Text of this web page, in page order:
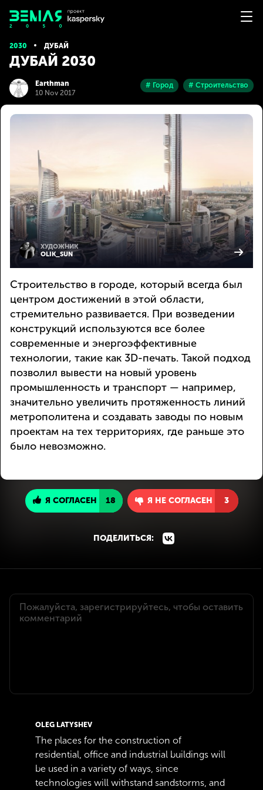
2030 ДУБАЙ
ДУБАЙ 2030
Earthman
10 Nov 2017
# Город # Строительство
ХУДОЖНИК
OLIK_SUN
Строительство в городе, который всегда был
центром достижений в этой области,
стремительно развивается. При возведении
конструкций используются все более
современные и энергоэффективные
технологии, такие как 3D-печать. Такой подход
позволил вывести на новый уровень
промышленность и транспорт — например,
значительно увеличить протяженность линий
метрополитена и создавать заводы по новым
проектам на тех территориях, где раньше это
было невозможно.
Я СОГЛАСЕН 18 Я НЕ СОГЛАСЕН 3
ПОДЕЛИТЬСЯ:
OLEG LATYSHEV
The places for the construction of
residential, office and industrial buildings will
be used in a variety of ways, since
technologies will withstand sandstorms, and